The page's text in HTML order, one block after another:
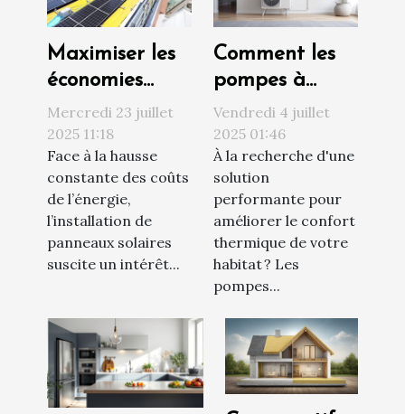
Maximiser les
économies
grâce à
l'installation de
panneaux
solaires
Mercredi 23 juillet
2025 11:18
Face à la hausse
constante des coûts
de l’énergie,
l’installation de
panneaux solaires
suscite un intérêt...
Comment les
pompes à
chaleur air-air
optimisent-
elles votre
confort
thermique ?
Vendredi 4 juillet
2025 01:46
À la recherche d'une
solution
performante pour
améliorer le confort
thermique de votre
habitat ? Les
pompes...